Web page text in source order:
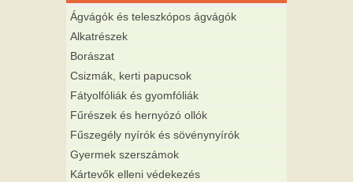
Ágvágók és teleszkópos ágvágók
Alkatrészek
Borászat
Csizmák, kerti papucsok
Fátyolfóliák és gyomfóliák
Fűrészek és hernyózó ollók
Fűszegély nyírók és sövénynyírók
Gyermek szerszámok
Kártevők elleni védekezés